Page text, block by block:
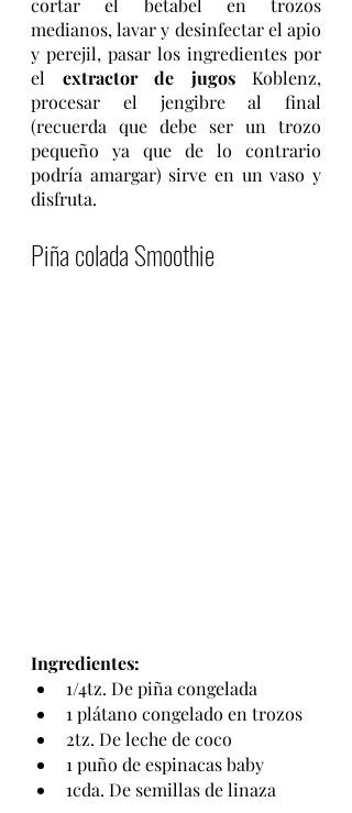
medianos, lavar y desinfectar el apio
y perejil, pasar los ingredientes por
el extractor de jugos Koblenz,
procesar el jengibre al final
(recuerda que debe ser un trozo
pequeño ya que de lo contrario
podría amargar) sirve en un vaso y
disfruta.
Piña colada Smoothie
Ingredientes:
1/4tz. De piña congelada
1 plátano congelado en trozos
2tz. De leche de coco
1 puño de espinacas baby
1cda. De semillas de linaza